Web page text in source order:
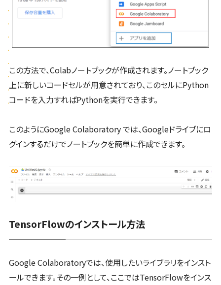
この方法で、Colabノートブックが作成されます。ノートブック
上に新しいコードセルが用意されており、このセルにPython
コードを入力すればPythonを実行できます。
このようにGoogle Colaboratory では、Googleドライブにロ
グインするだけでノートブックを簡単に作成できます。
TensorFlowのインストール方法
Google Colaboratoryでは、使用したいライブラリをインスト
ールできます。その一例として、ここではTensorFlowをインス